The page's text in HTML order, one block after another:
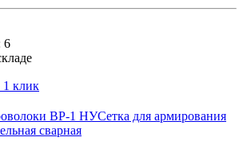
6
1 клик
ВР-1 НУСетка для армирования
сварная